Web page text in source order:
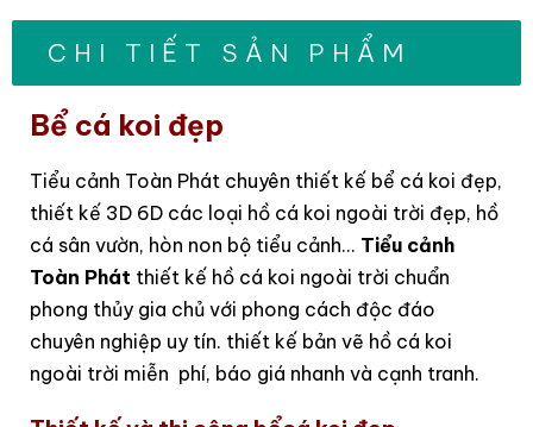
CHI TIẾT SẢN PHẨM
Bể cá koi đẹp
Tiểu cảnh Toàn Phát chuyên thiết kế bể cá koi đẹp,
thiết kế 3D 6D các loại hồ cá koi ngoài trời đẹp, hồ
cá sân vườn, hòn non bộ tiểu cảnh... Tiểu cảnh
Toàn Phát thiết kế hồ cá koi ngoài trời chuẩn
phong thủy gia chủ với phong cách độc đáo
chuyên nghiệp uy tín. thiết kế bản vẽ hồ cá koi
ngoài trời miễn phí, báo giá nhanh và cạnh tranh.